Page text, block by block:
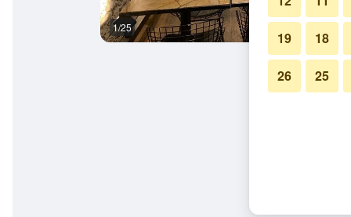
1/25
18
19
25
26